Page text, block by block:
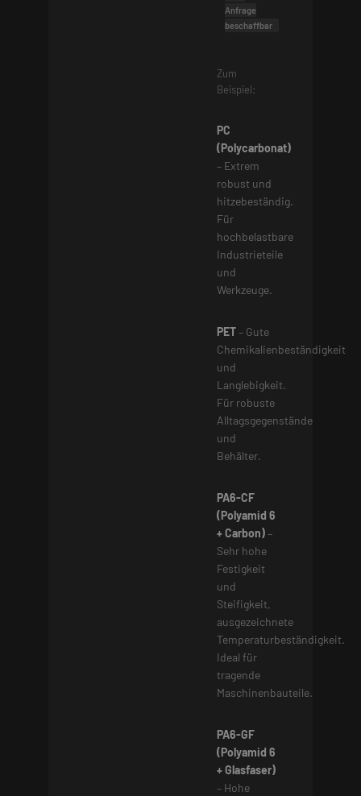
Anfrage
beschaffbar
Zum
Beispiel:
PC
(Polycarbonat)
– Extrem
robust und
hitzebeständig.
Für
hochbelastbare
Industrieteile
und
Werkzeuge.
PET– Gute
Chemikalienbeständigkeit
und
Langlebigkeit.
Für robuste
Alltagsgegenstände
und
Behälter.
PA6-CF
(Polyamid 6
+ Carbon)–
Sehr hohe
Festigkeit
und
Steifigkeit,
ausgezeichnete
Temperaturbeständigkeit.
Ideal für
tragende
Maschinenbauteile.
PA6-GF
(Polyamid 6
+ Glasfaser)
– Hohe